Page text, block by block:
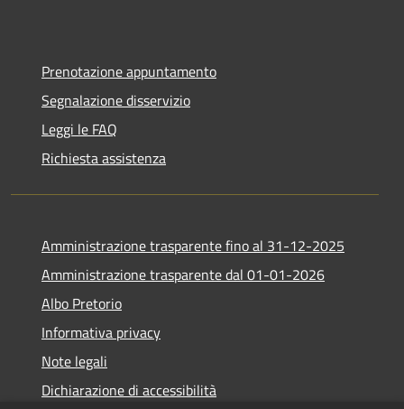
Prenotazione appuntamento
Segnalazione disservizio
Leggi le FAQ
Richiesta assistenza
Amministrazione trasparente fino al 31-12-2025
Amministrazione trasparente dal 01-01-2026
Albo Pretorio
Informativa privacy
Note legali
Dichiarazione di accessibilità